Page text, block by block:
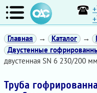
Главная → Каталог →
Двустенные
двустенная SN 6 230/200
Труба